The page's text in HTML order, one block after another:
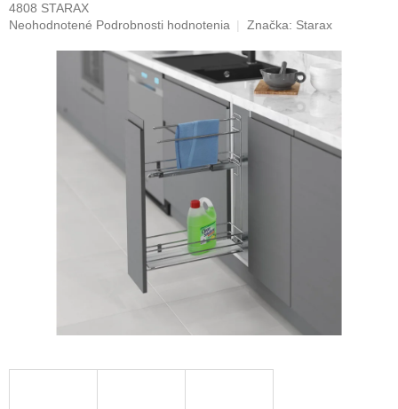
4808 STARAX
Priemerné
Neohodnotené Podrobnosti hodnotenia Značka: Starax